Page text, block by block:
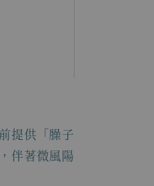
提供「臊子
伴著微風陽